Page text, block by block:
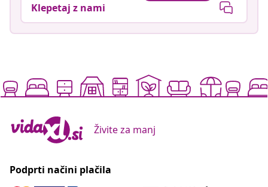
Klepetaj z nami
Živite za manj
Podprti načini plačila